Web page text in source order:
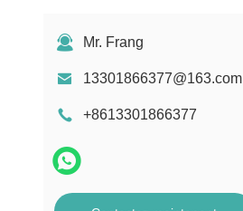
Mr. Frang
13301866377@163.com
+8613301866377